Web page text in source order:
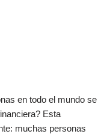
en todo el mundo se
Esta
muchas personas